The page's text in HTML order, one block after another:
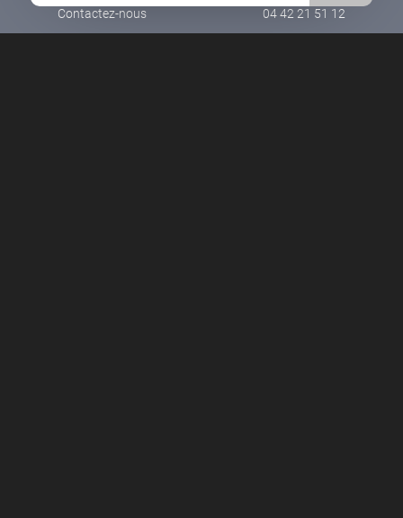
Venez nous rendre visite pour découvrir tous nos
Contactez-nous 04 42 21 51 12